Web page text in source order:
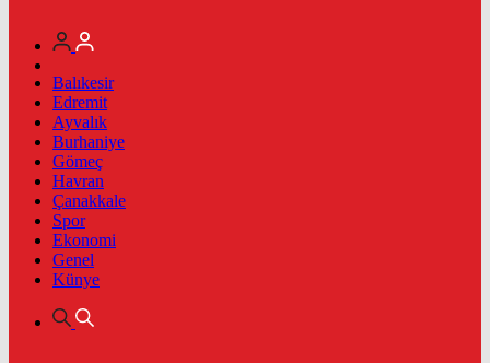
Balıkesir
Edremit
Ayvalık
Burhaniye
Gömeç
Havran
Çanakkale
Spor
Ekonomi
Genel
Künye